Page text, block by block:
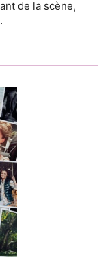
de la scène,